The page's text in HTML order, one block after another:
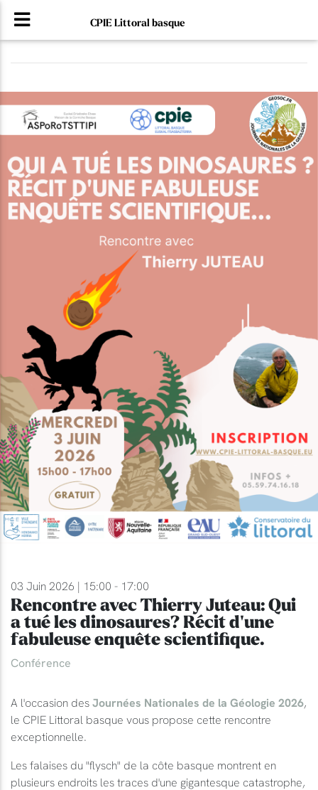
CPIE Littoral basque
03 Juin 2026 | 15:00 - 17:00
Rencontre avec Thierry Juteau: Qui
a tué les dinosaures? Récit d'une
fabuleuse enquête scientifique.
Conférence
A l'occasion des Journées Nationales de la Géologie 2026,
le CPIE Littoral basque vous propose cette rencontre
exceptionnelle.
Les falaises du "flysch" de la côte basque montrent en
plusieurs endroits les traces d'une gigantesque catastrophe,